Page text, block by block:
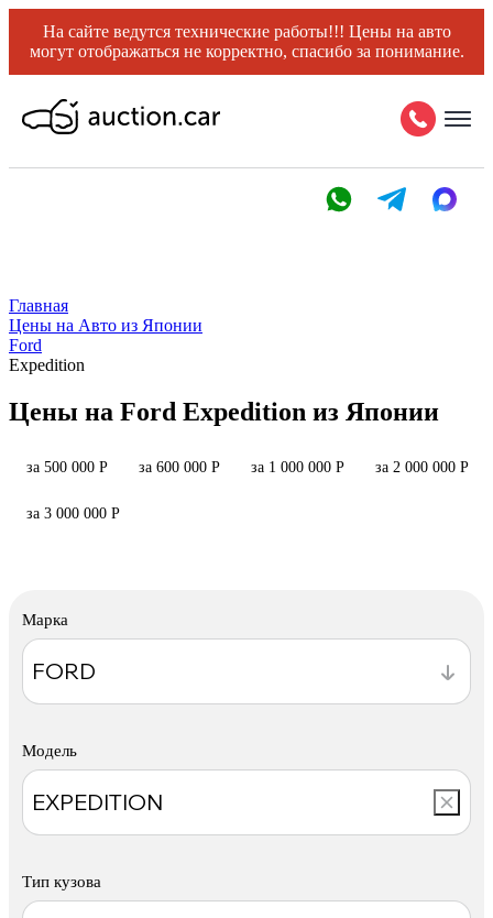
На сайте ведутся технические работы!!! Цены на авто
могут отображаться не корректно, спасибо за понимание.
Главная
Цены на Авто из Японии
Ford
Expedition
Цены на Ford Expedition из Японии
за 500 000 Р за 600 000 Р за 1 000 000 Р за 2 000 000 Р
за 3 000 000 Р
Марка
Модель
Тип кузова